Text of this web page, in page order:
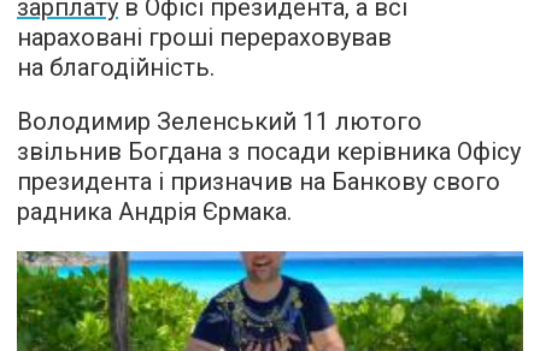
зарплату в Офісі президента, а всі
нараховані гроші перераховував
на благодійність.
Володимир Зеленський 11 лютого
звільнив Богдана з посади керівника Офісу
президента і призначив на Банкову свого
радника Андрія Єрмака.